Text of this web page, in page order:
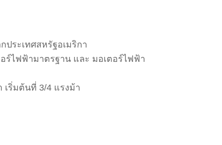
ระเทศสหรัฐอเมริกา
ร์ไฟฟ้ามาตรฐาน และ มอเตอร์ไฟฟ้า
ริ่มต้นที่ 3/4 แรงม้า